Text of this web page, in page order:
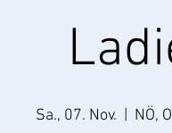
Sa., 07. Nov. NÖ,